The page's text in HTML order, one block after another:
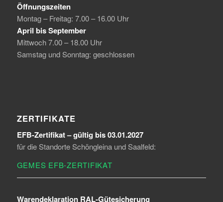
Öffnungszeiten
Montag – Freitag: 7.00 – 16.00 Uhr
April bis September
Mittwoch 7.00 – 18.00 Uhr
Samstag und Sonntag: geschlossen
ZERTIFIKATE
EFB-Zertifikat – gültig bis 03.01.2027
für die Standorte Schöngleina und Saalfeld:
GEMES EFB-ZERTIFIKAT
Warendeklaration RAL-Gütesicherung